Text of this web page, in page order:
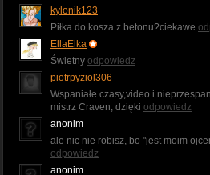
kylonik123
Piłka do kosza z betonu?ciekawe
EllaElka
Świetny odpowiedz
piotrpyziol306
Wspaniałe czasy,video i
mistrz Craven, dzięki odpowiedz
anonim
ale nic nie robisz, bo "jest moim
odpowiedz
anonim